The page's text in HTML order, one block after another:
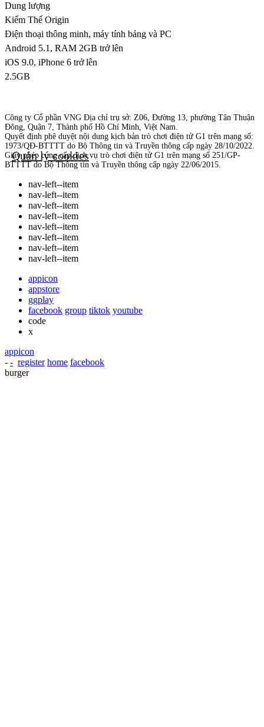
Dung lượng
Kiếm Thế Origin
Điện thoại thông minh, máy tính bảng và PC
Android 5.1, RAM 2GB trở lên
iOS 9.0, iPhone 6 trở lên
2.5GB
Công ty Cổ phần VNG Địa chỉ trụ sở: Z06, Đường 13, phường Tân Thuận
Đông, Quận 7, Thành phố Hồ Chí Minh, Việt Nam.
Quyết định phê duyệt nội dung kịch bản trò chơi điện tử G1 trên mạng số:
1973/QĐ-BTTTT do Bộ Thông tin và Truyền thông cấp ngày 28/10/2022.
Giấy phép cung cấp dịch vụ trò chơi điện tử G1 trên mạng số 251/GP-
BTTTTdo Bộ Thông tin và Truyền thông cấp ngày 22/06/2015
Quản lý cookies
nav-left--item
nav-left--item
nav-left--item
nav-left--item
nav-left--item
nav-left--item
nav-left--item
nav-left--item
appicon
appstore
ggplay
facebook group tiktok youtube
code
x
appicon
- - register home facebook
burger